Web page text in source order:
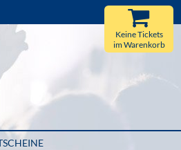
Keine Tickets
im Warenkorb